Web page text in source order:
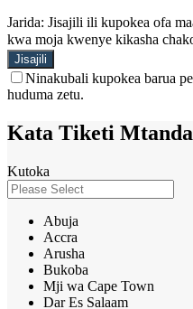
Jarida: Jisajili ili kupokea ofa
kwa moja kwenye kikasha
Ninakubali kupokea barua
huduma zetu.
Kata Tiketi
Kutoka
Abuja
Accra
Arusha
Bukoba
Mji wa Cape Town
Dar Es Salaam